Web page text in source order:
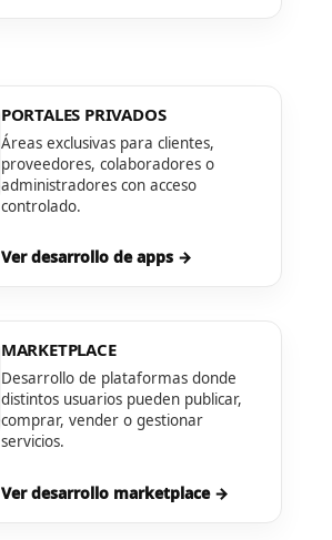
PORTALES PRIVADOS
Áreas exclusivas para clientes,
proveedores, colaboradores o
administradores con acceso
controlado.
Ver desarrollo de apps →
MARKETPLACE
Desarrollo de plataformas donde
distintos usuarios pueden publicar,
comprar, vender o gestionar
servicios.
Ver desarrollo marketplace →